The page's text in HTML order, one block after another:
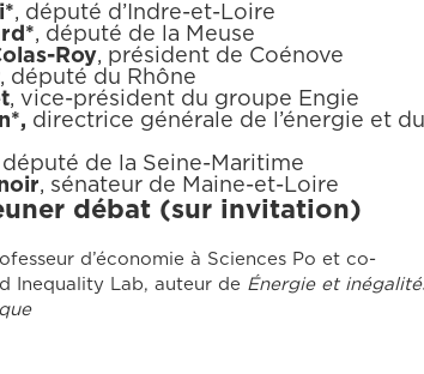
, député d’Indre-et-Loire
, député de la Meuse
Roy, président de Coénove
, député du Rhône
, vice-président du groupe Engie
directrice générale de l’énergie et du
député de la Seine-Maritime
, sénateur de Maine-et-Loire
débat (sur invitation)
d’économie à Sciences Po et co-
Inequality Lab, auteur de Énergie et